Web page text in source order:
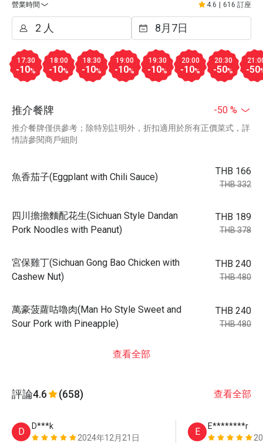
營業時間
4.6 616 訂座
17:30
-10%
18:00
-10%
18:30
-10%
19:00
-10%
19:30
-10%
20:00
-10%
20:30
-50% -50
推介餐牌 -50 %
推介餐牌僅供參考；除特別註明外，折扣適用於所有正價菜式，詳
情請參閱商戶細則
魚香茄子(Eggplant with Chili Sauce)
THB 166
THB 332
四川擔擔麵配花生(Sichuan Style Dandan
Pork Noodles with Peanut)
THB 189
THB 378
宮保雞丁(Sichuan Gong Bao Chicken with
Cashew Nut)
THB 240
THB 480
萬豪菠蘿咕嚕肉(Man Ho Style Sweet and
Sour Pork with Pineapple)
THB 240
THB 480
查看全部
評論4.6 (658) 查看全部
D
D***k
2024年12月21日
E
E********r